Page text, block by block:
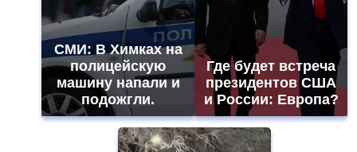
СМИ: В Химках на
полицейскую
машину напали и
подожгли.
Где будет встреча
президентов США
и России: Европа?